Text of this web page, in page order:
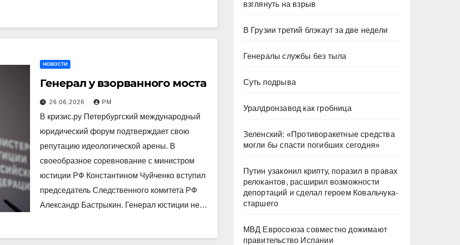
НОВОСТИ
Генерал у взорванного моста
26.06.2026 РМ
В кризис.ру Петербургский международный
юридический форум подтверждает свою
репутацию идеологической арены. В
своеобразное соревнование с министром
юстиции РФ Константином Чуйченко вступил
председатель Следственного комитета РФ
Александр Бастрыкин. Генерал юстиции не…
взглянуть на взрыв
В Грузии третий блэкаут за две недели
Генералы службы без тыла
Суть подрыва
Уралдронзавод как гробница
Зеленский: «Противоракетные средства
могли бы спасти погибших сегодня»
Путин узаконил крипту, поразил в правах
релокантов, расширил возможности
депортаций и сделал героем Ковальчука-
старшего
МВД Евросоюза совместно дожимают
правительство Испании